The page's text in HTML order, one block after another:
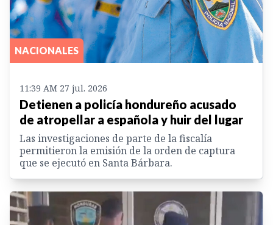
NACIONALES
11:39 AM 27 jul. 2026
Detienen a policía hondureño acusado
de atropellar a española y huir del lugar
Las investigaciones de parte de la fiscalía
permitieron la emisión de la orden de captura
que se ejecutó en Santa Bárbara.